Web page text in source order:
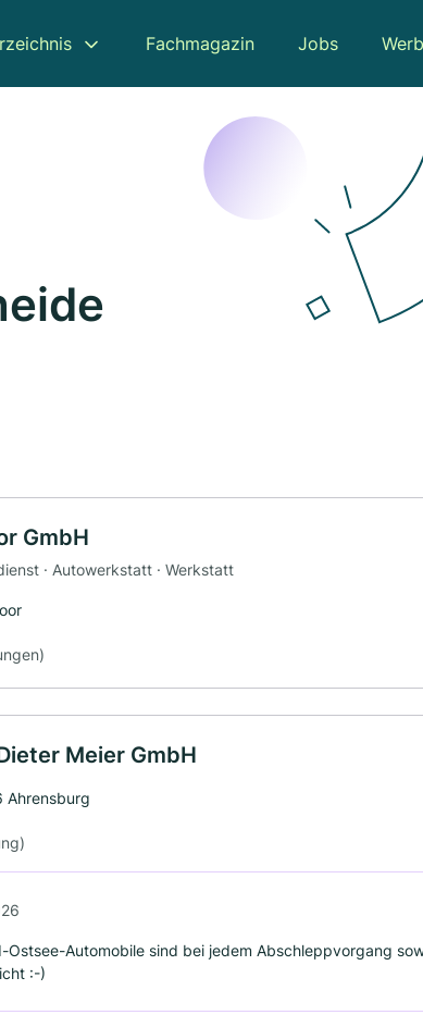
Fachmagazin Jobs
GmbH
· Autowerkstatt · Werkstatt
Meier GmbH
Ahrensburg
Ostsee-Automobile sind bei jedem Abschleppvorgang
:-)